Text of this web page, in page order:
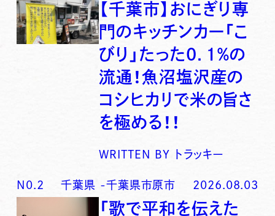
【千葉市】おにぎり専
門のキッチンカー「こ
びり」たった0．1％の
流通！魚沼塩沢産の
コシヒカリで米の旨さ
を極める！！
WRITTEN BY トラッキー
N0. 2 千葉県 -千葉県市原市 2026.08.03
「歌で平和を伝えた